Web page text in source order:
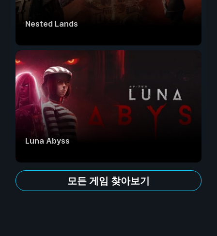
Nested Lands
Luna Abyss
모든 게임 찾아보기